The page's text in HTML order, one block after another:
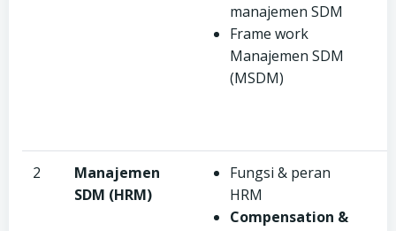
manajemen SDM
Frame work
Manajemen SDM
(MSDM)
2
Manajemen
SDM (HRM)
Fungsi & peran
HRM
Compensation &